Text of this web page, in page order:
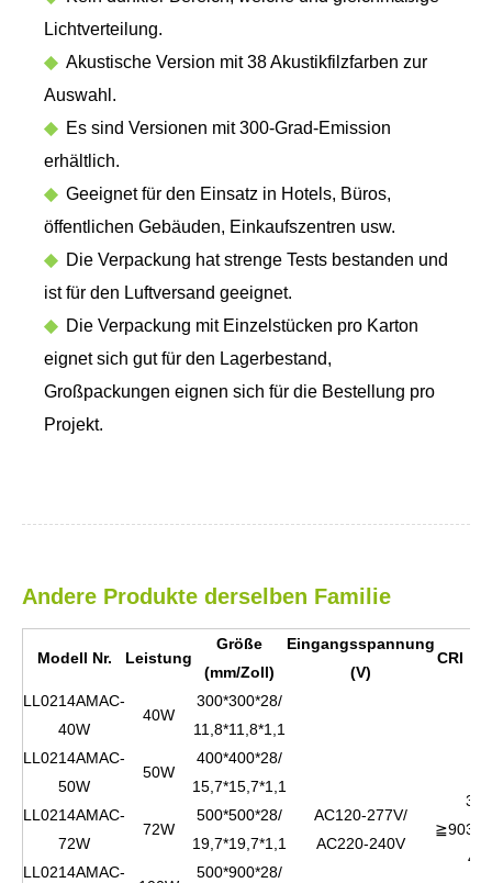
Lichtverteilung.
◆Akustische Version mit 38 Akustikfilzfarben zur
Auswahl.
◆Es sind Versionen mit 300-Grad-Emission
erhältlich.
◆Geeignet für den Einsatz in Hotels, Büros,
öffentlichen Gebäuden, Einkaufszentren usw.
◆Die Verpackung hat strenge Tests bestanden und
ist für den Luftversand geeignet.
◆Die Verpackung mit Einzelstücken pro Karton
eignet sich gut für den Lagerbestand,
Großpackungen eignen sich für die Bestellung pro
Projekt.
Andere Produkte derselben Familie
Modell Nr. Leistung
Größe
(mm/Zoll)
Eingangsspannung
(V)
CRI
LL0214AMAC-
40W
40W
300*300*28/
11,8*11,8*1,1
AC120-277V/
AC220-240V
≧90
LL0214AMAC-
50W
50W
400*400*28/
15,7*15,7*1,1
LL0214AMAC-
72W
72W
500*500*28/
19,7*19,7*1,1
LL0214AMAC-
500*900*28/